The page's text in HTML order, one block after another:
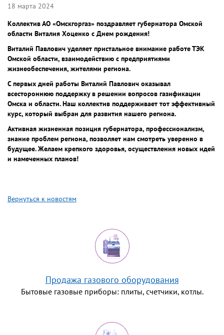
18 марта 2024
Коллектив АО «Омскгоргаз» поздравляет губернатора Омской
области Виталия Хоценко с Днем рождения!
Виталий Павлович уделяет пристальное внимание работе ТЭК
Омской области, взаимодействию с предприятиями
жизнеобеспечения, жителями региона.
С первых дней работы Виталий Павлович оказывал
всестороннюю поддержку в решении вопросов газификации
Омска и области. Наш коллектив поддерживает тот эффективный
курс, который выбран для развития нашего региона.
Активная жизненная позиция губернатора, профессионализм,
знание проблем региона, позволяет нам смотреть уверенно в
будущее. Желаем крепкого здоровья, осуществления новых идей
и намеченных планов!
Вернуться к новостям
Продажа газового оборудования
Бытовые газовые приборы: плиты, счетчики, котлы.